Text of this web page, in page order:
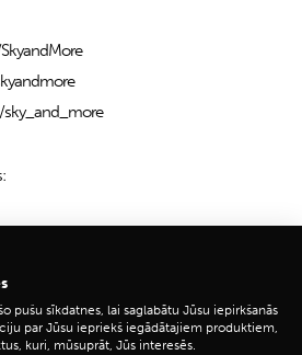
pušu sīkdatnes, lai saglabātu Jūsu iepirkšanās
par Jūsu iepriekš iegādātajiem produktiem,
kuri, mūsuprāt, Jūs interesēs.